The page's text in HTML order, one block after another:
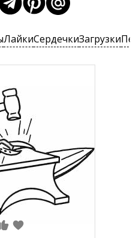
ЛайкиСердечкиЗагрузки